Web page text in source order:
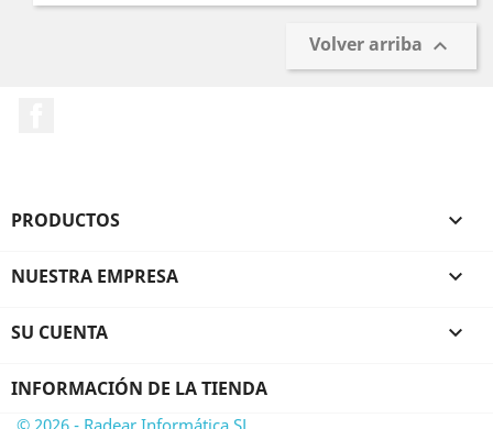
Volver arriba 
PRODUCTOS 
NUESTRA EMPRESA 
SU CUENTA 
INFORMACIÓN DE LA TIENDA
© 2026 - Radear Informática SL